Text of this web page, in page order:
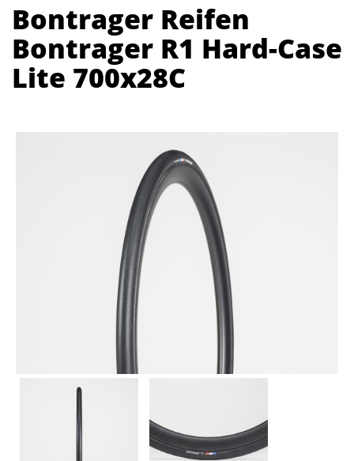
Bontrager Reifen
Bontrager R1 Hard-Case
Lite 700x28C